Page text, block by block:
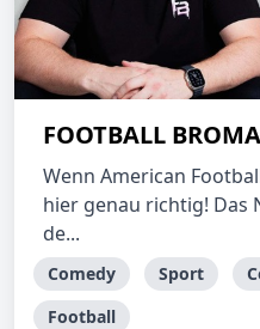
FOOTBALL
Wenn American
hier genau richtig! Das
de...
Comedy Sport
Football